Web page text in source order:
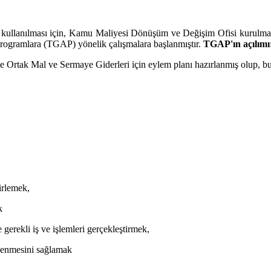
için, Kamu Maliyesi Dönüşüm ve Değişim Ofisi
(TGAP) yönelik çalışmalara başlanmıştır. TGAP'ın
Mal ve Sermaye Giderleri için eylem planı hazırlanmış olup,
iş ve işlemleri gerçekleştirmek,
sağlamak